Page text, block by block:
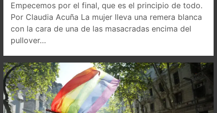
Empecemos por el final, que es el principio de todo.
Por Claudia Acuña La mujer lleva una remera blanca
con la cara de una de las masacradas encima del
pullover…